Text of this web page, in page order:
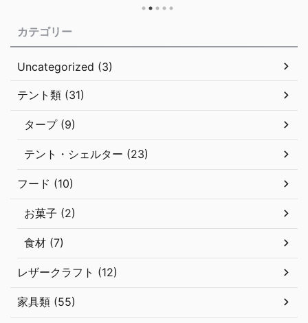
い勝手アップ！ サヨウのスペック まとめ スノーピークの「サヨ
発、販売されています。 キャンプでの飲み物というとコーヒーが
カテゴリー
Uncategorized (3)
テント類 (31)
タープ (9)
テント・シェルター (23)
フード (10)
お菓子 (2)
食材 (7)
レザークラフト (12)
家具類 (55)